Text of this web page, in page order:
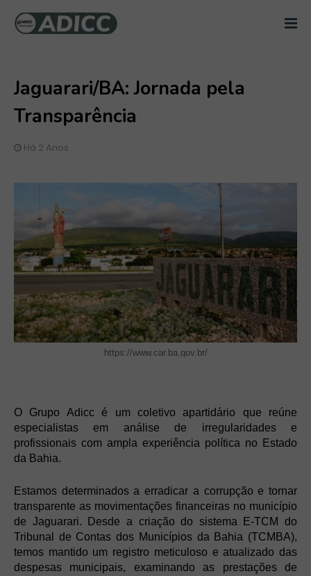
Jaguarari/BA: Jornada pela
Transparência
Há 2 Anos
https://www.car.ba.gov.br/
O Grupo Adicc é um coletivo apartidário que reúne
especialistas em análise de irregularidades e
profissionais com ampla experiência política no Estado
da Bahia.
Estamos determinados a erradicar a corrupção e tornar
transparente as movimentações financeiras no município
de Jaguarari. Desde a criação do sistema E-TCM do
Tribunal de Contas dos Municípios da Bahia (TCMBA),
temos mantido um registro meticuloso e atualizado das
despesas municipais, examinando as prestações de